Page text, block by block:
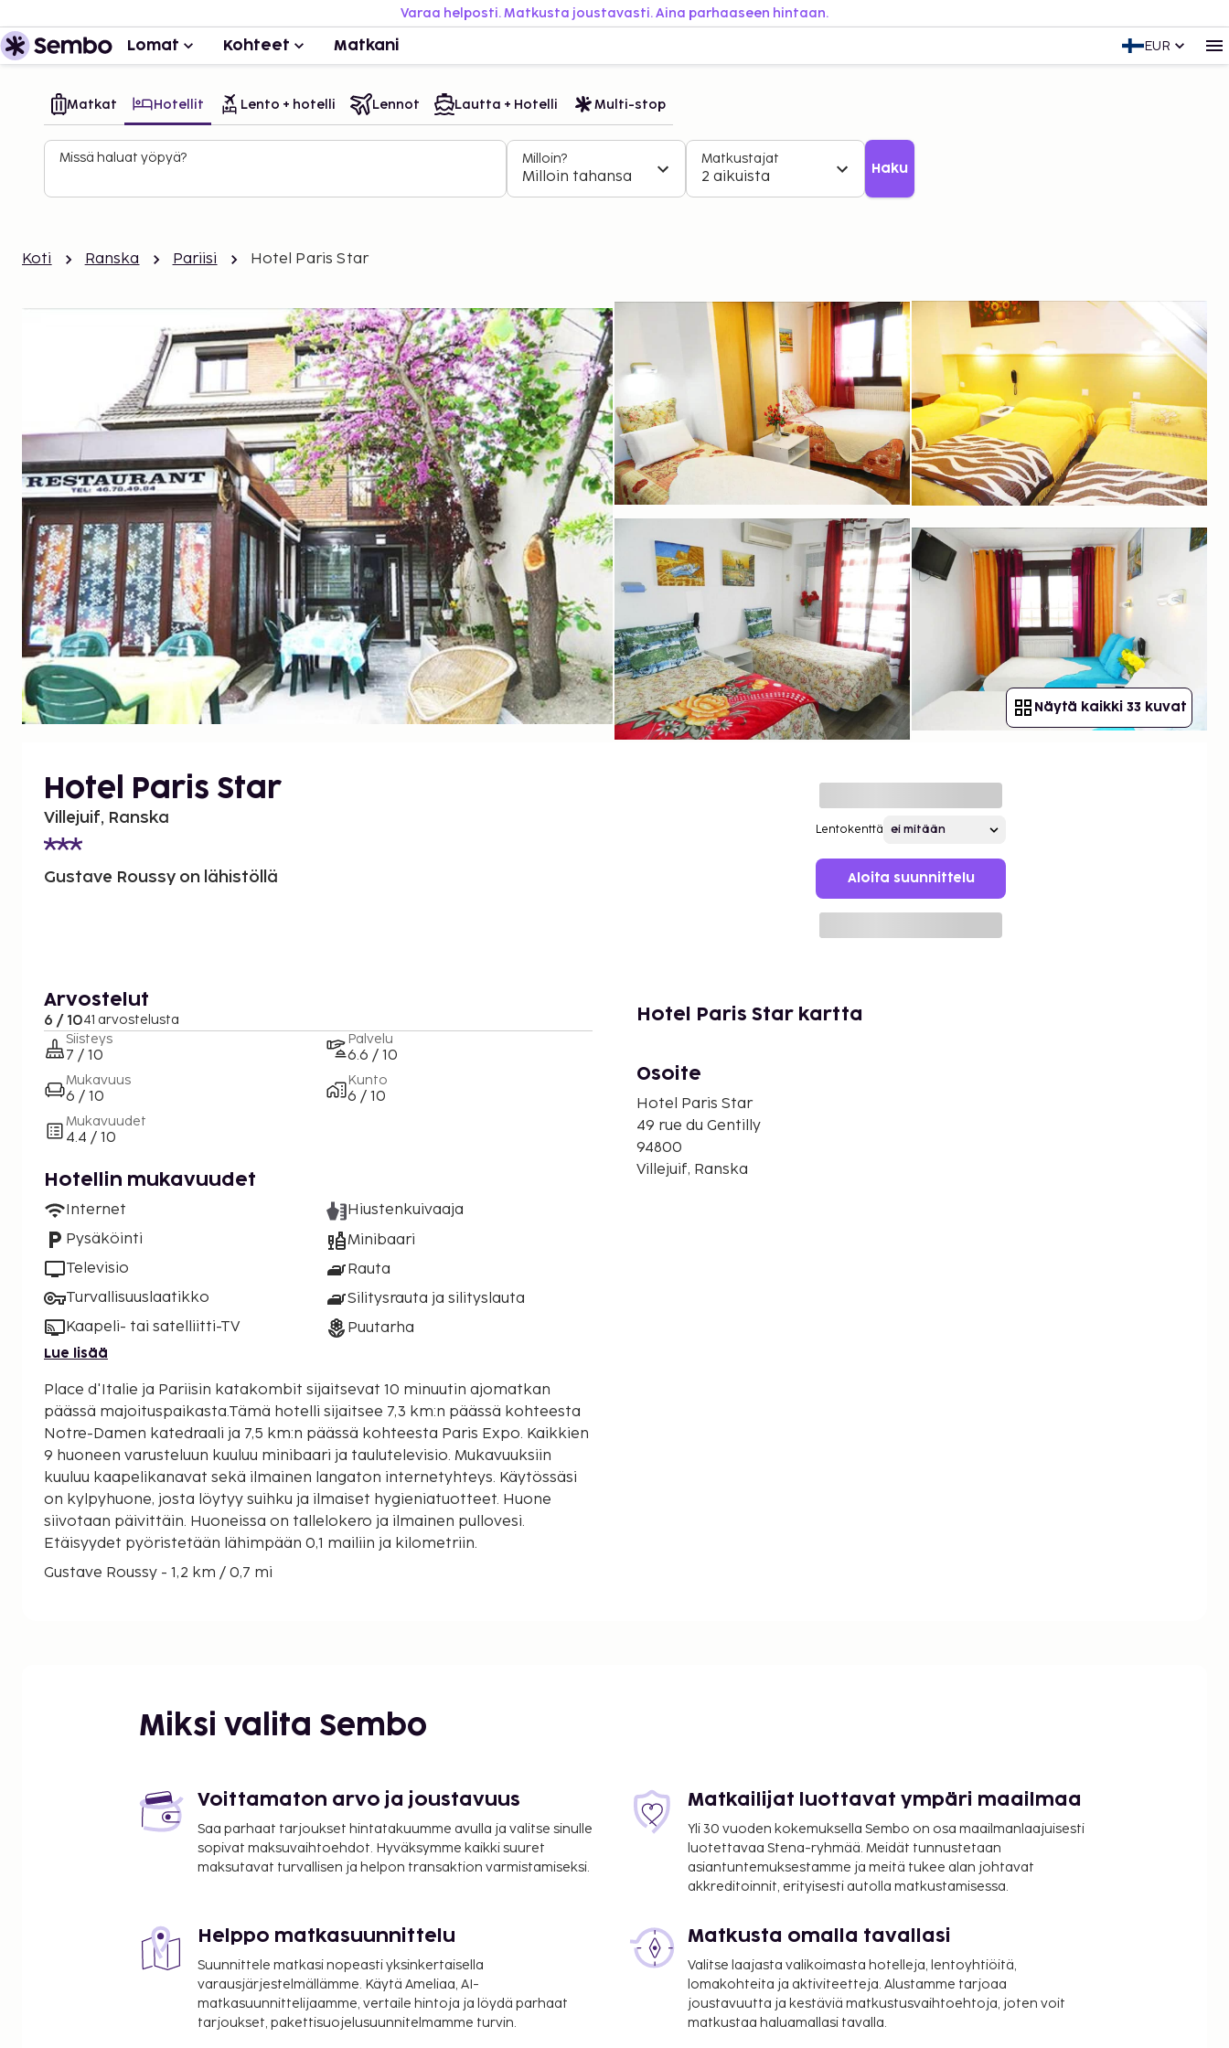
Varaa helposti. Matkusta joustavasti. Aina parhaaseen hintaan.
Lomat Kohteet Matkani EUR
Matkat Hotellit Lento + hotelli Lennot Lautta + Hotelli Multi-stop
Missä haluat yöpyä? Milloin?
Milloin tahansa
Matkustajat
2 aikuista Haku
Koti Ranska Pariisi Hotel Paris Star
Näytä kaikki 33 kuvat
Hotel Paris Star
Villejuif, Ranska
Gustave Roussy on lähistöllä
Lentokenttä
Aloita suunnittelu
Arvostelut
6 / 1041 arvostelusta
Siisteys
7 / 10
Mukavuus
6 / 10
Mukavuudet
4.4 / 10
Palvelu
6.6 / 10
Kunto
6 / 10
Hotellin mukavuudet
Internet
Pysäköinti
Televisio
Turvallisuuslaatikko
Kaapeli- tai satelliitti-TV
Hiustenkuivaaja
Minibaari
Rauta
Silitysrauta ja silityslauta
Puutarha
Lue lisää
Place d'Italie ja Pariisin katakombit sijaitsevat 10 minuutin ajomatkan
päässä majoituspaikasta.Tämä hotelli sijaitsee 7,3 km:n päässä kohteesta
Notre-Damen katedraali ja 7,5 km:n päässä kohteesta Paris Expo. Kaikkien
9 huoneen varusteluun kuuluu minibaari ja taulutelevisio. Mukavuuksiin
kuuluu kaapelikanavat sekä ilmainen langaton internetyhteys. Käytössäsi
on kylpyhuone, josta löytyy suihku ja ilmaiset hygieniatuotteet. Huone
siivotaan päivittäin. Huoneissa on tallelokero ja ilmainen pullovesi.
Etäisyydet pyöristetään lähimpään 0,1 mailiin ja kilometriin.
Gustave Roussy - 1,2 km / 0,7 mi
Accor Arena - 6,9 km / 4,3 mi
Paris Expo - 7,5 km / 4,6 mi
Luxemburgin puisto - 7,5 km / 4,7 mi
Le Bon Marché - 7,6 km / 4,7 mi
Seine - 7,7 km / 4,8 mi
Saint-Germain-des-Presin luostari - 7,9 km / 4,9 mi
Orlyn lentokenttä (ORY) - 9,4 km / 5,8 mi
Roissy - Charles de Gaullen lentokenttä (CDG) - 36,1 km / 22,4 mi
Majoituspaikan ensisijainen lentokenttä on Roissy - Charles de Gaullen
Käytössäsi on kuivapesula-/pesulapalvelut, matkatavarasäilytys ja
Hotel Paris Star kartta
Osoite
Hotel Paris Star
49 rue du Gentilly
94800
Villejuif, Ranska
Miksi valita Sembo
Voittamaton arvo ja joustavuus
Saa parhaat tarjoukset hintatakuumme avulla ja valitse sinulle
sopivat maksuvaihtoehdot. Hyväksymme kaikki suuret
maksutavat turvallisen ja helpon transaktion varmistamiseksi.
Matkailijat luottavat ympäri maailmaa
Yli 30 vuoden kokemuksella Sembo on osa maailmanlaajuisesti
luotettavaa Stena-ryhmää. Meidät tunnustetaan
asiantuntemuksestamme ja meitä tukee alan johtavat
akkreditoinnit, erityisesti autolla matkustamisessa.
Helppo matkasuunnittelu
Suunnittele matkasi nopeasti yksinkertaisella
varausjärjestelmällämme. Käytä Ameliaa, AI-
matkasuunnittelijaamme, vertaile hintoja ja löydä parhaat
tarjoukset, pakettisuojelusuunnitelmamme turvin.
Matkusta omalla tavallasi
Valitse laajasta valikoimasta hotelleja, lentoyhtiöitä,
lomakohteita ja aktiviteetteja. Alustamme tarjoaa
joustavuutta ja kestäviä matkustusvaihtoehtoja, joten voit
matkustaa haluamallasi tavalla.